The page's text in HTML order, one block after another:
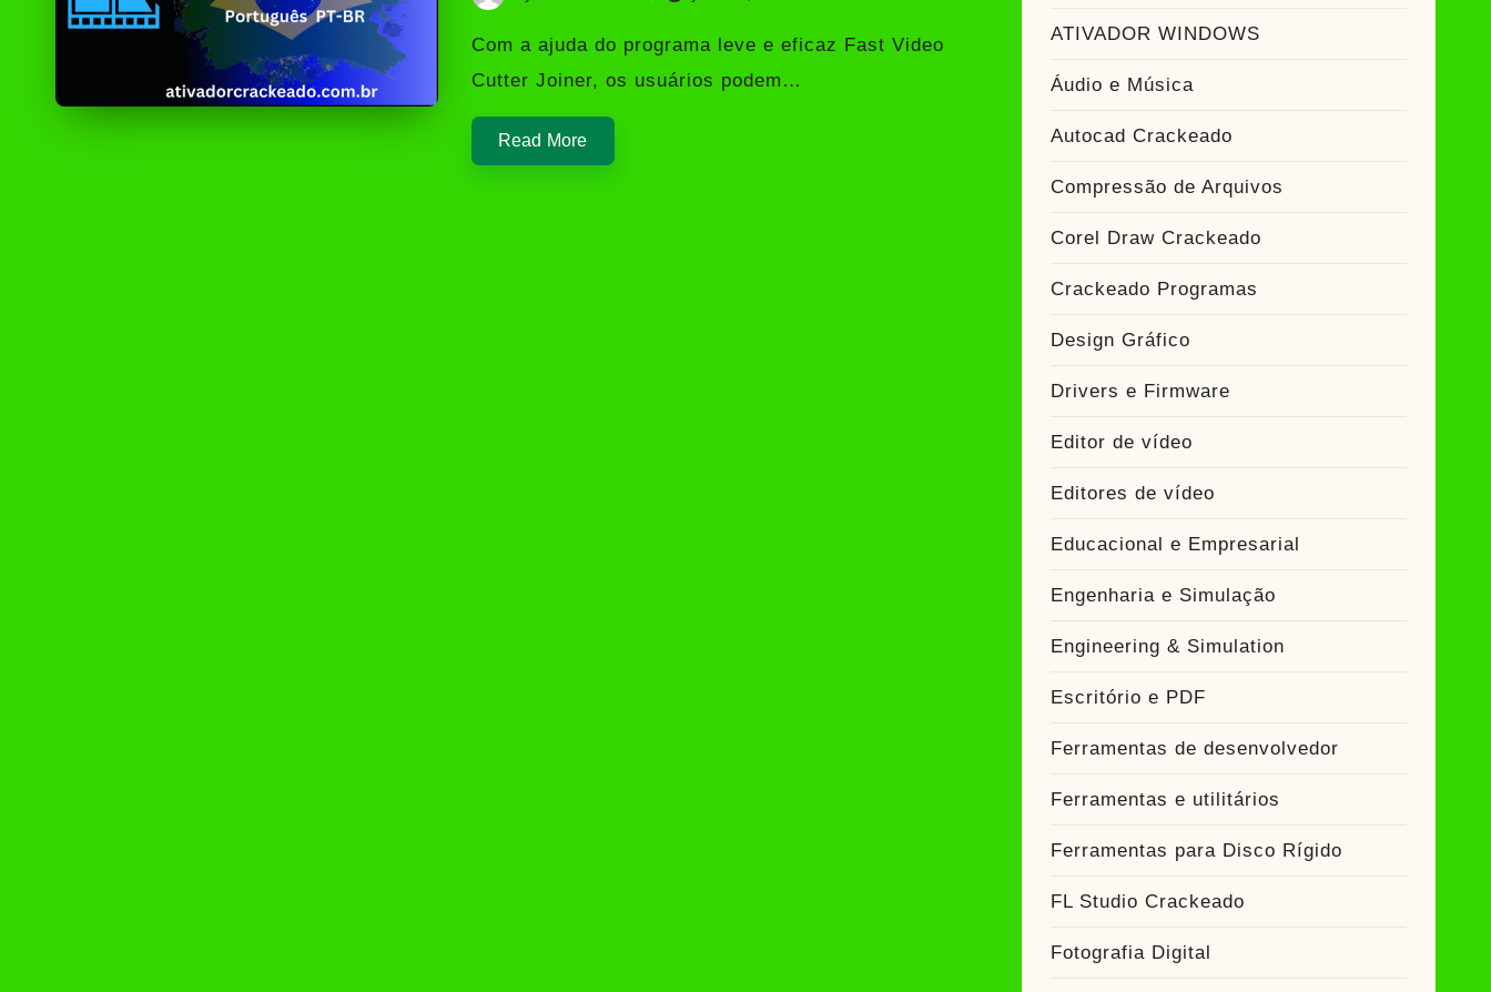
Posted
Com a ajuda do programa leve e eficaz Fast Video
Cutter Joiner, os usuários podem…
Read More
ATIVADOR WINDOWS
Áudio e Música
Autocad Crackeado
Compressão de Arquivos
Corel Draw Crackeado
Crackeado Programas
Design Gráfico
Drivers e Firmware
Editor de vídeo
Editores de vídeo
Educacional e Empresarial
Engenharia e Simulação
Engineering & Simulation
Escritório e PDF
Ferramentas de desenvolvedor
Ferramentas e utilitários
Ferramentas para Disco Rígido
FL Studio Crackeado
Fotografia Digital